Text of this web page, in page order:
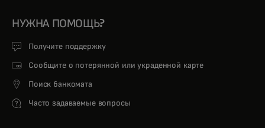
НУЖНА ПОМОЩЬ?
Получите поддержку
Сообщите о потерянной или украденной карте
Поиск банкомата
Часто задаваемые вопросы